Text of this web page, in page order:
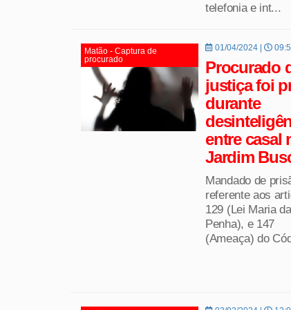
telefonia e int...
Matão - Captura de
procurado
01/04/2024 |
Procurado
justiça foi
durante
entre casal
Jardim
Mandado de
referente aos
129 (Lei Maria da
Penha), e 147
(Ameaça) do